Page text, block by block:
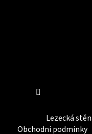
Lezecká
Obchodní podmínky